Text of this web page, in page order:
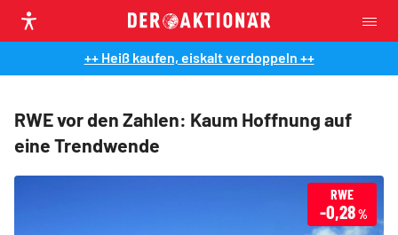
++ Heiß kaufen, eiskalt verdoppeln ++
RWE vor den Zahlen: Kaum Hoffnung auf
eine Trendwende
RWE
-0,28%